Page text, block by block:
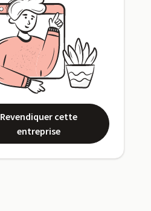
Revendiquer cette
entreprise